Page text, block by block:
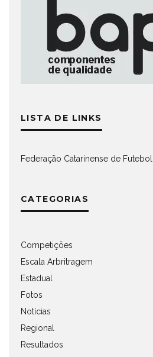
LISTA DE LINKS
Federação Catarinense de Futebol
CATEGORIAS
Competições
Escala Arbritragem
Estadual
Fotos
Notícias
Regional
Resultados